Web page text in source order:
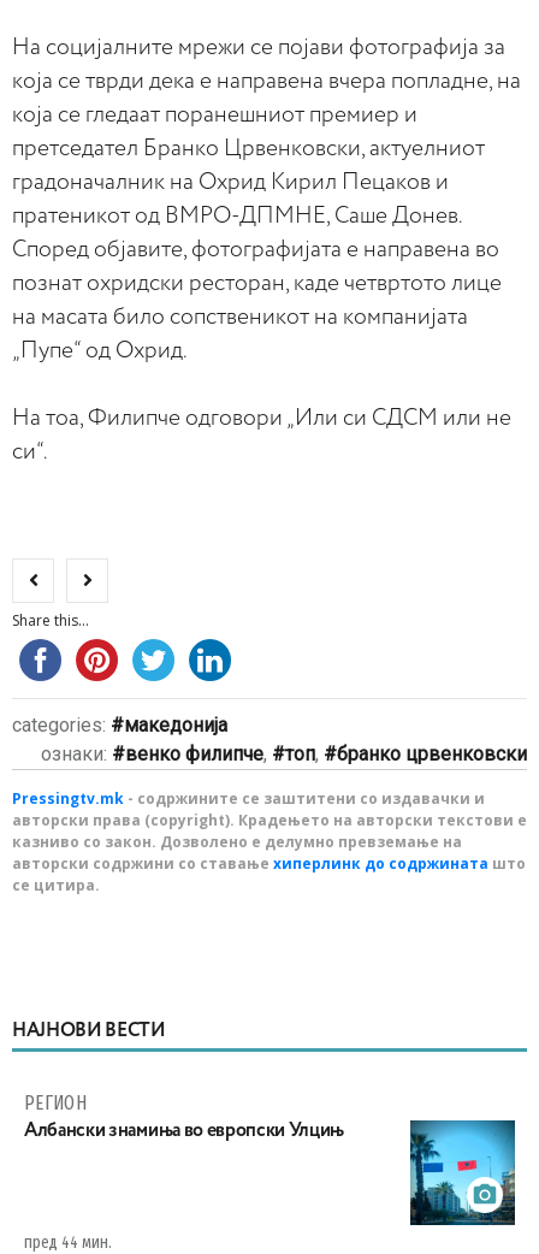
На социјалните мрежи се појави фотографија за
која се тврди дека е направена вчера попладне, на
која се гледаат поранешниот премиер и
претседател Бранко Црвенковски, актуелниот
градоначалник на Охрид Кирил Пецаков и
пратеникот од ВМРО-ДПМНЕ, Саше Донев.
Според објавите, фотографијата е направена во
познат охридски ресторан, каде четвртото лице
на масата било сопственикот на компанијата
„Пупе“ од Охрид.
На тоа, Филипче одговори „Или си СДСМ или не
си“.
Share this...
categories:
македонија
ознаки:
венко филипче, топ, бранко црвенковски
Pressingtv.mk - содржините се заштитени со издавачки и
авторски права (copyright). Крадењето на авторски текстови е
казниво со закон. Дозволено е делумно превземање на
авторски содржини со ставање хиперлинк до содржината што
се цитира.
НАЈНОВИ ВЕСТИ
РЕГИОН
Aлбански знамиња во европски Улцињ
пред 44 мин.